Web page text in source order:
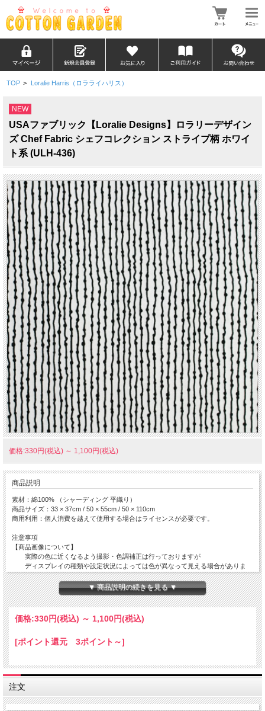
TOP > Loralie Harris（ロラライハリス）
NEW
USAファブリック【Loralie Designs】ロラリーデザイン
ズ Chef Fabric シェフコレクション ストライプ柄 ホワイ
ト系 (ULH-436)
価格:330円(税込) ～ 1,100円(税込)
商品説明
素材：綿100% （シャーディング 平織り）
商品サイズ：33 × 37cm / 50 × 55cm / 50 × 110cm
商用利用：個人消費を越えて使用する場合はライセンスが必要です。
注意事項
【商品画像について】
実際の色に近くなるよう撮影・色調補正は行っておりますが
ディスプレイの種類や設定状況によっては色が異なって見える場合がありま
す。
【ご注文数量と商品サイズについて】
・50 x 110 cm 以外の商品
全て掲載サイズにてカットされております。
複数枚でご注文を頂いても繋がった状態の商品でのお届けとはなりません。
50 x 110 cm の商品につきましては出来る限りつながった商品をご用意致しま
す。
数量 １ ＝ 50 cm ( 50 x 110 cm )
数量 ２ ＝ 1 m ( 100 x 110 cm )
▼ 商品説明の続きを見る ▼
価格:330円(税込) ～ 1,100円(税込)
[ポイント還元 3ポイント～]
注文